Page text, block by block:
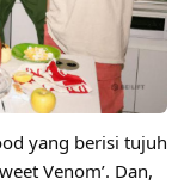
yang berisi tujuh
Venom’. Dan,